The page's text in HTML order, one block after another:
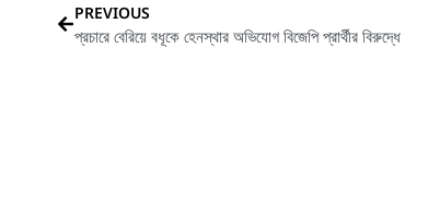
PREVIOUS
প্রচারে বেরিয়ে বধূকে হেনস্থার অভিযোগ বিজেপি প্রার্থীর বিরুদ্ধে